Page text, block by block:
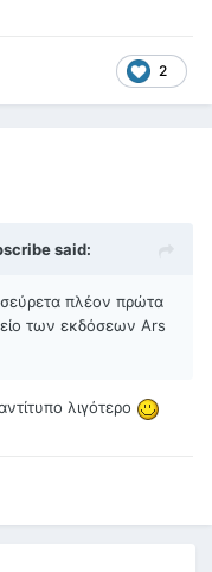
2
said:
πλέον πρώτα
των εκδόσεων Ars
λιγότερο